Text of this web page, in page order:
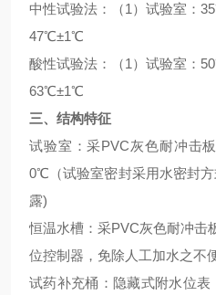
中性试验法：（1）试验室：
47℃±1℃
酸性试验法：（1）试验室：
63℃±1℃
三、结构特征
试验室：采PVC灰色耐冲击
0℃（试验室密封采用水密封
露)
恒温水槽：采PVC灰色耐冲击
位控制器，免除人工加水之不便
试药补充桶：隐藏式附水位